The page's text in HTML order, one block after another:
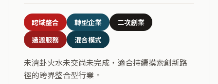
跨域整合 轉型企業
二次創業
過渡服務
混合模式
未濟卦火水未交尚未完成，適合持續摸索創新路
徑的跨界整合型行業。